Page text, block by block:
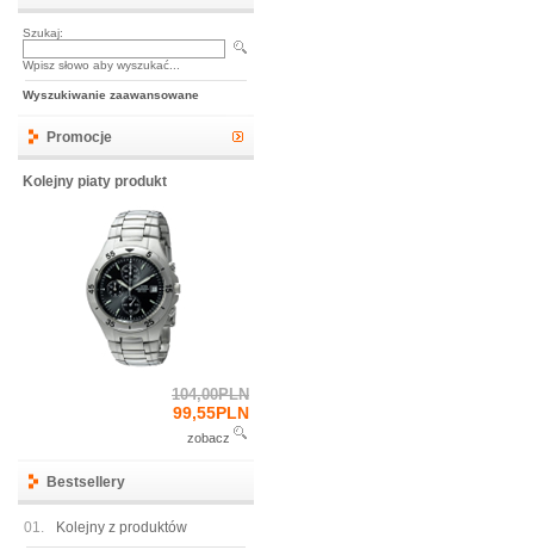
Szukaj:
Wpisz słowo aby wyszukać...
Wyszukiwanie zaawansowane
Promocje
Kolejny piaty produkt
104,00PLN
99,55PLN
zobacz
Bestsellery
01. Kolejny z produktów